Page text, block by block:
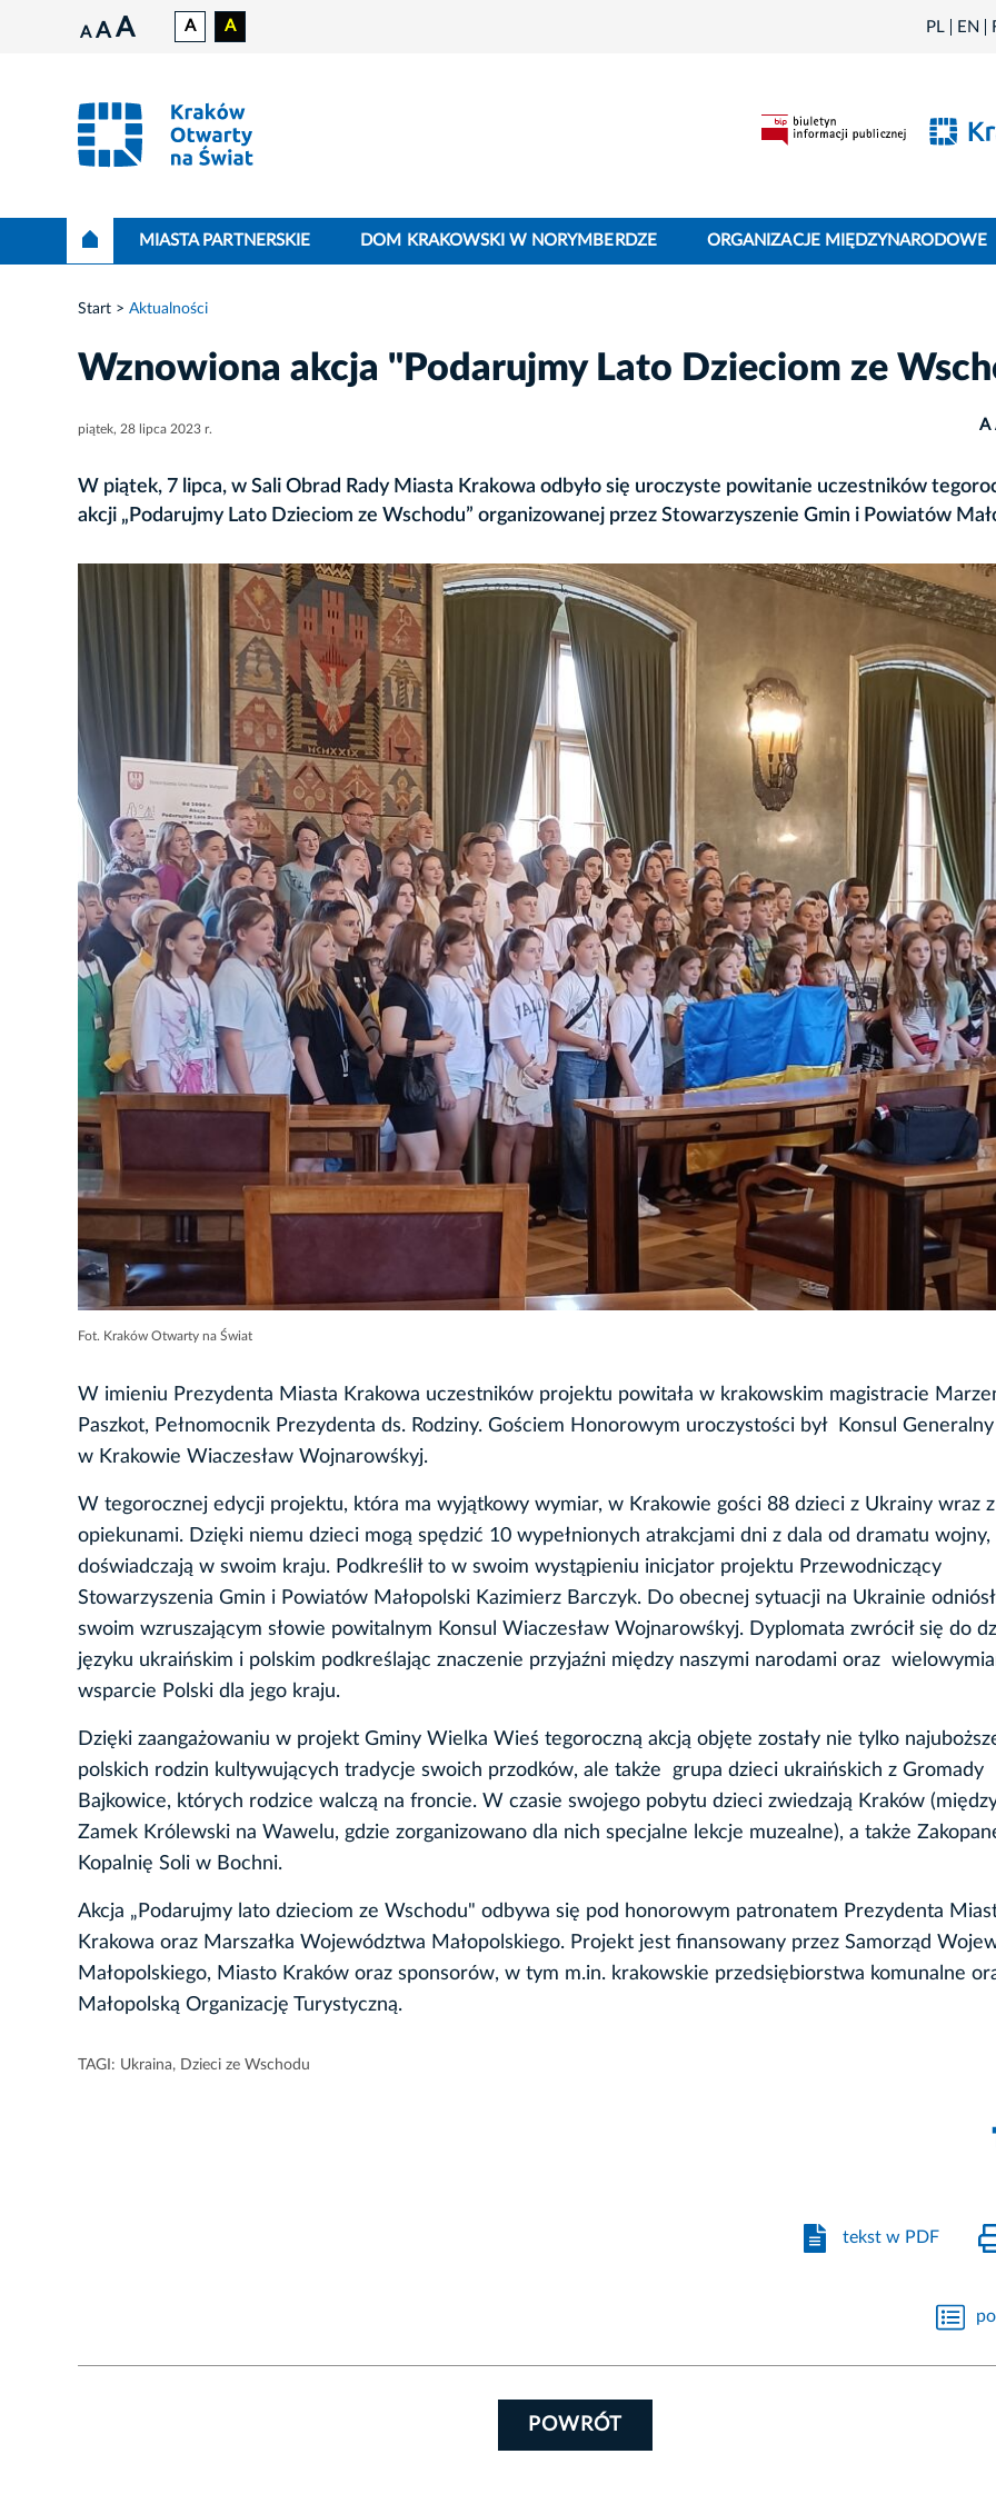
A A A A A PL EN
MIASTA PARTNERSKIE DOM KRAKOWSKI W NORYMBERDZE ORGANIZACJE MIĘDZYNARODOWE
Start Aktualności
Wznowiona akcja "Podarujmy Lato Dzieciom ze
piątek, 28 lipca 2023 r. A
W piątek, 7 lipca, w Sali Obrad Rady Miasta Krakowa odbyło się uroczyste powitanie uczestników
akcji „Podarujmy Lato Dzieciom ze Wschodu” organizowanej przez Stowarzyszenie Gmin i Powiatów
Fot. Kraków Otwarty na Świat
W imieniu Prezydenta Miasta Krakowa uczestników projektu powitała w krakowskim magistracie
Paszkot, Pełnomocnik Prezydenta ds. Rodziny. Gościem Honorowym uroczystości był Konsul
w Krakowie Wiaczesław Wojnarowśkyj.
W tegorocznej edycji projektu, która ma wyjątkowy wymiar, w Krakowie gości 88 dzieci z Ukrainy wraz z
opiekunami. Dzięki niemu dzieci mogą spędzić 10 wypełnionych atrakcjami dni z dala od dramatu
doświadczają w swoim kraju. Podkreślił to w swoim wystąpieniu inicjator projektu Przewodniczący
Stowarzyszenia Gmin i Powiatów Małopolski Kazimierz Barczyk. Do obecnej sytuacji na Ukrainie
swoim wzruszającym słowie powitalnym Konsul Wiaczesław Wojnarowśkyj. Dyplomata zwrócił się do
języku ukraińskim i polskim podkreślając znaczenie przyjaźni między naszymi narodami oraz
wsparcie Polski dla jego kraju.
Dzięki zaangażowaniu w projekt Gminy Wielka Wieś tegoroczną akcją objęte zostały nie tylko
polskich rodzin kultywujących tradycje swoich przodków, ale także grupa dzieci ukraińskich z Gromady
Bajkowice, których rodzice walczą na froncie. W czasie swojego pobytu dzieci zwiedzają Kraków
Zamek Królewski na Wawelu, gdzie zorganizowano dla nich specjalne lekcje muzealne), a także
Kopalnię Soli w Bochni.
Akcja „Podarujmy lato dzieciom ze Wschodu" odbywa się pod honorowym patronatem Prezydenta
Krakowa oraz Marszałka Województwa Małopolskiego. Projekt jest finansowany przez Samorząd
Małopolskiego, Miasto Kraków oraz sponsorów, w tym m.in. krakowskie przedsiębiorstwa komunalne
Małopolską Organizację Turystyczną.
TAGI: Ukraina, Dzieci ze Wschodu
tekst w PDF
POWRÓT